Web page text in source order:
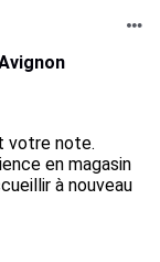
votre note.
en magasin
à nouveau